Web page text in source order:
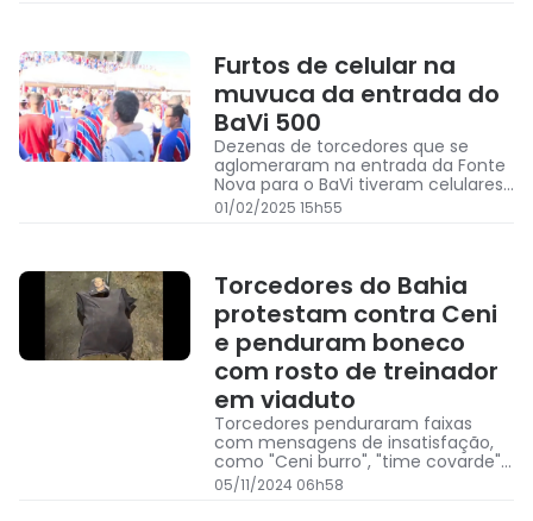
Furtos de celular na
muvuca da entrada do
BaVi 500
Dezenas de torcedores que se
aglomeraram na entrada da Fonte
Nova para o BaVi tiveram celulares
furtados
01/02/2025 15h55
Torcedores do Bahia
protestam contra Ceni
e penduram boneco
com rosto de treinador
em viaduto
Torcedores penduraram faixas
com mensagens de insatisfação,
como "Ceni burro", "time covarde"
e "acabou a paz
05/11/2024 06h58